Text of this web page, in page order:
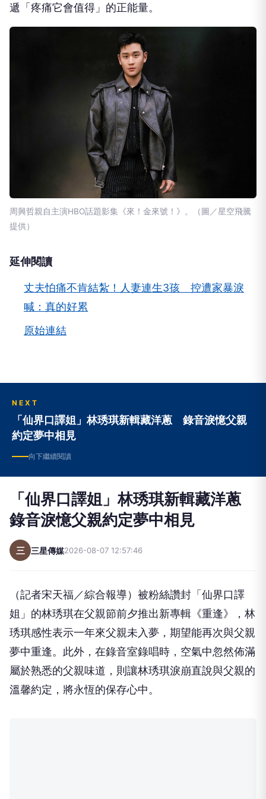
遞「疼痛它會值得」的正能量。
周興哲親自主演HBO話題影集《來！金來號！》。（圖／星空飛騰
提供）
延伸閱讀
丈夫怕痛不肯結紮！人妻連生3孩 控遭家暴淚
喊：真的好累
原始連結
NEXT
「仙界口譯姐」林琇琪新輯藏洋蔥 錄音淚憶父親
約定夢中相見
向下繼續閱讀
「仙界口譯姐」林琇琪新輯藏洋蔥
錄音淚憶父親約定夢中相見
三 三星傳媒2026-08-07 12:57:46
（記者宋天福／綜合報導）被粉絲讚封「仙界口譯
姐」的林琇琪在父親節前夕推出新專輯《重逢》，林
琇琪感性表示一年來父親未入夢，期望能再次與父親
夢中重逢。此外，在錄音室錄唱時，空氣中忽然佈滿
屬於熟悉的父親味道，則讓林琇琪淚崩直說與父親的
溫馨約定，將永恆的保存心中。